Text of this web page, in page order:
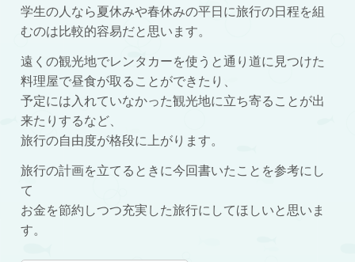
学生の人なら夏休みや春休みの平日に旅行の日程を組
むのは比較的容易だと思います。
遠くの観光地でレンタカーを使うと通り道に見つけた
料理屋で昼食が取ることができたり、
予定には入れていなかった観光地に立ち寄ることが出
来たりするなど、
旅行の自由度が格段に上がります。
旅行の計画を立てるときに今回書いたことを参考にし
て
お金を節約しつつ充実した旅行にしてほしいと思いま
す。